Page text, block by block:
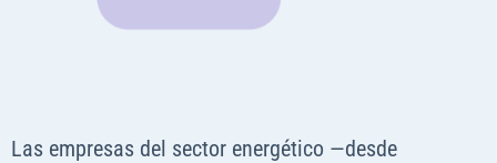
Las empresas del sector energético —desde